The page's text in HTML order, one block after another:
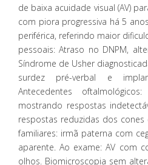
de baixa acuidade visual (AV)
com piora progressiva há 5
periférica, referindo maior
pessoais: Atraso no DNPM,
Síndrome de Usher
surdez pré-verbal e
Antecedentes
mostrando respostas
respostas reduzidas dos cones
familiares: irmã paterna com
aparente. Ao exame: AV com
olhos. Biomicroscopia sem